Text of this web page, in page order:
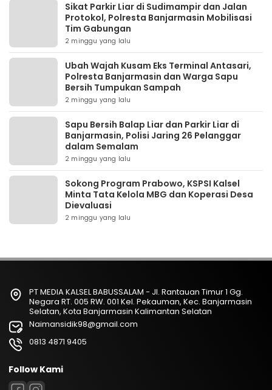
Sikat Parkir Liar di Sudimampir dan Jalan
Protokol, Polresta Banjarmasin Mobilisasi
Tim Gabungan
2 minggu yang lalu
Ubah Wajah Kusam Eks Terminal Antasari,
Polresta Banjarmasin dan Warga Sapu
Bersih Tumpukan Sampah
2 minggu yang lalu
Sapu Bersih Balap Liar dan Parkir Liar di
Banjarmasin, Polisi Jaring 26 Pelanggar
dalam Semalam
2 minggu yang lalu
Sokong Program Prabowo, KSPSI Kalsel
Minta Tata Kelola MBG dan Koperasi Desa
Dievaluasi
2 minggu yang lalu
PT MEDIA KALSEL BABUSSALAM - Jl. Rantauan Timur 1 Gg.
Negara RT. 005 RW. 001 Kel. Pekauman, Kec. Banjarmasin
Selatan, Kota Banjarmasin Kalimantan Selatan
Naimansidik98@gmail.com
0813 4871 9405
Follow Kami